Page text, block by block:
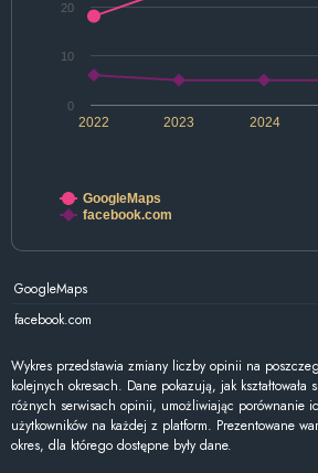
2022 2024
2023
0
10
20
GoogleMaps
facebook.com
GoogleMaps
facebook.com
Wykres przedstawia zmiany liczby opinii na
kolejnych okresach. Dane pokazują, jak
różnych serwisach opinii, umożliwiając porównanie
użytkowników na każdej z platform. Prezentowane
okres, dla którego dostępne były dane.